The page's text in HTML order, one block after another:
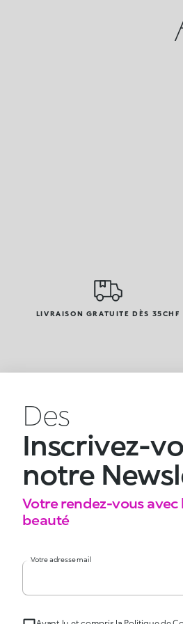
LIVRAISON GRATUITE DÈS 35CHF
Des
Inscrivez-
notre
Votre rendez-vous avec
beauté
Votre adresse mail